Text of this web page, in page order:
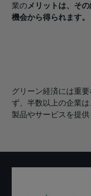
業のメリットは、そ
機会から得られます。
グリーン経済には重
ず、半数以上の企業
製品やサービスを提供